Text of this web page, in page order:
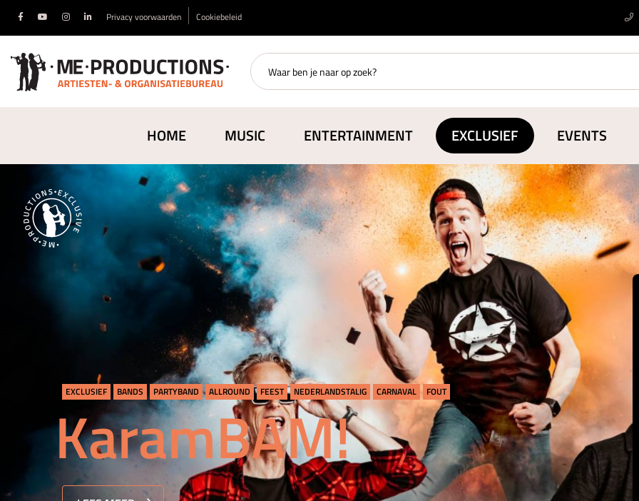
Privacy voorwaarden Cookiebeleid
HOME MUSIC ENTERTAINMENT EXCLUSIEF EVENTS
EXCLUSIEF BANDS PARTYBAND ALLROUND FEEST NEDERLANDSTALIG CARNAVAL FOUT
KaramBAM!